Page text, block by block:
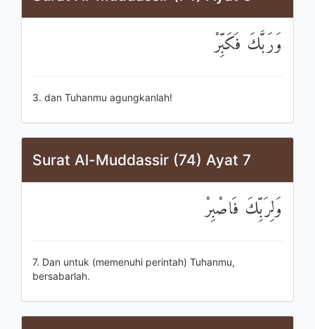
وَرَبَّكَ فَكَبِّرْ
3. dan Tuhanmu agungkanlah!
Surat Al-Muddassir (74) Ayat 7
وَلِرَبِّكَ فَاصْبِرْ
7. Dan untuk (memenuhi perintah) Tuhanmu,
bersabarlah.